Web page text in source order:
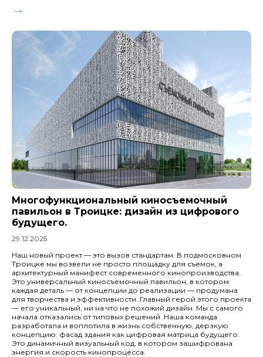
→
Многофункциональный киносъемочный
павильон в Троицке: дизайн из цифрового
будущего.
29.12.2025
Наш новый проект — это вызов стандартам. В подмосковном
Троицке мы возвели не просто площадку для съемок, а
архитектурный манифест современного кинопроизводства.
Это универсальный киносъемочный павильон, в котором
каждая деталь — от концепции до реализации — продумана
для творчества и эффективности. Главный герой этого проекта
— его уникальный, ни на что не похожий дизайн. Мы с самого
начала отказались от типовых решений. Наша команда
разработала и воплотила в жизнь собственную, дерзкую
концепцию: фасад здания как цифровая матрица будущего.
Это динамичный визуальный код, в котором зашифрована
энергия и скорость кинопроцесса.